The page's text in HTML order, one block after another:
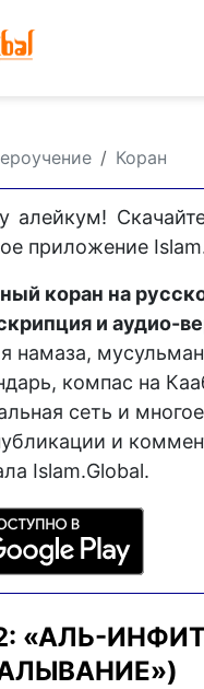
Коран
алейкум!
приложение
коран на
и аудио-
намаза,
компас на
сеть и
и
Islam.Global.
«АЛЬ-